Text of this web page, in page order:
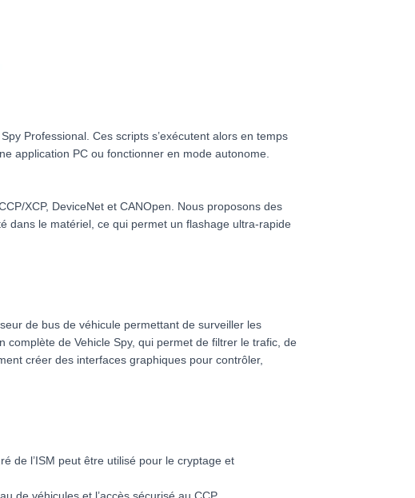
Professional. Ces scripts s’exécutent alors en temps
application PC ou fonctionner en mode autonome.
XCP, DeviceNet et CANOpen. Nous proposons des
dans le matériel, ce qui permet un flashage ultra-rapide
de bus de véhicule permettant de surveiller les
complète de Vehicle Spy, qui permet de filtrer le trafic, de
créer des interfaces graphiques pour contrôler,
de l’ISM peut être utilisé pour le cryptage et